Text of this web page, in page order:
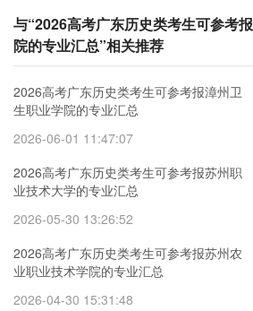
与“2026高考广东历史类考生可参考
院的专业汇总”相关推荐
2026高考广东历史类考生可参考报漳州卫
生职业学院的专业汇总
2026-06-01 11:47:07
2026高考广东历史类考生可参考报苏州职
业技术大学的专业汇总
2026-05-30 13:26:52
2026高考广东历史类考生可参考报苏州农
业职业技术学院的专业汇总
2026-04-30 15:31:48